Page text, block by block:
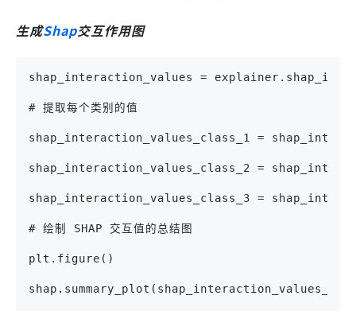
生成Shap交互作用图
shap_interaction_values =
# 提取每个类别的值
shap_interaction_values_class_1 =
shap_interaction_values_class_2 =
shap_interaction_values_class_3 =
# 绘制 SHAP 交互值的总结图
plt.figure()